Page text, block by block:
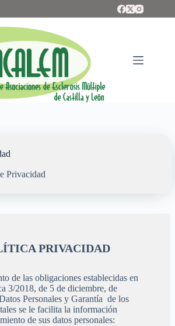
Privacidad
PRIVACIDAD
de las obligaciones establecidas en
3/2018, de 5 de diciembre, de
Personales y Garantía de los
se le facilita la información
de sus datos personales: